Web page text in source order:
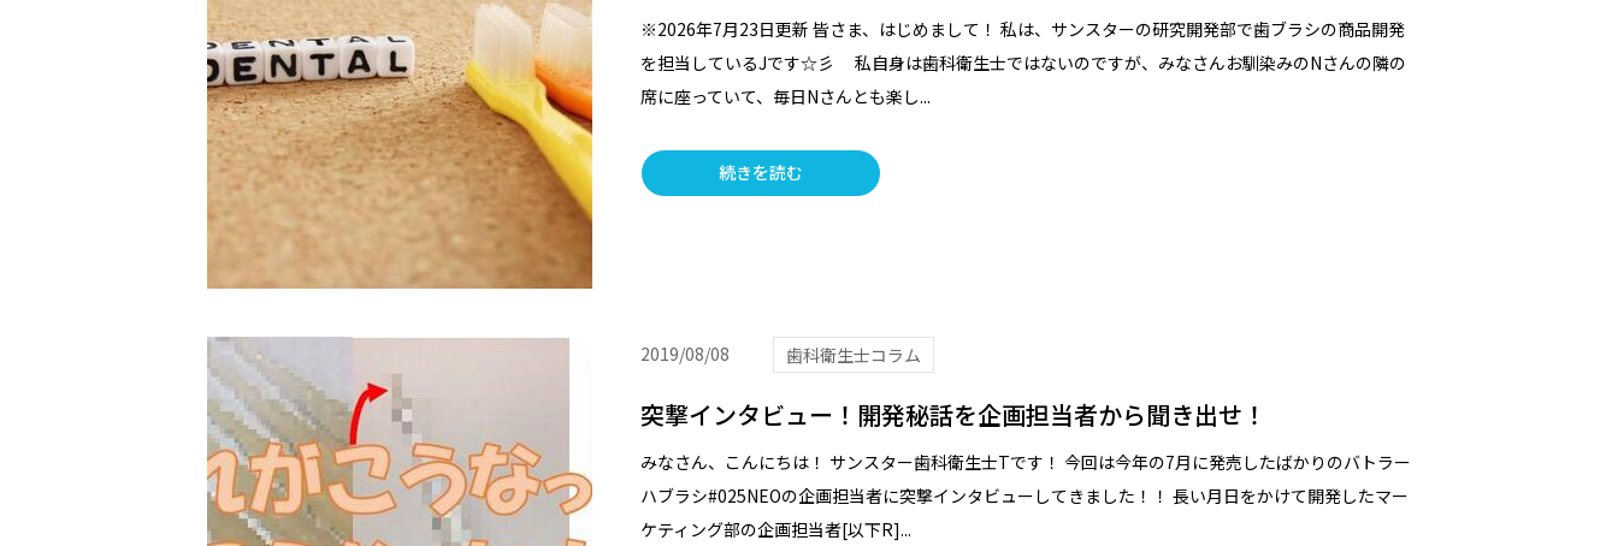
※2026年7月23日更新 皆さま、はじめまして！ 私は、サンスターの研究開発部で歯ブラシの商品開発
を担当しているJです☆彡 私自身は歯科衛生士ではないのですが、みなさんお馴染みのNさんの隣の
席に座っていて、毎日Nさんとも楽し...
続きを読む
2019/08/08 歯科衛生士コラム
突撃インタビュー！開発秘話を企画担当者から聞き出せ！
みなさん、こんにちは！ サンスター歯科衛生士Tです！ 今回は今年の7月に発売したばかりのバトラー
ハブラシ#025NEOの企画担当者に突撃インタビューしてきました！！ 長い月日をかけて開発したマー
ケティング部の企画担当者[以下R]...